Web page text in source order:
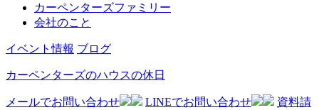
カーペンターズファミリー
会社のこと
イベント情報 ブログ
カーペンターズのハウスの休日
メールでお問い合わせ LINEでお問い合わせ
資料請